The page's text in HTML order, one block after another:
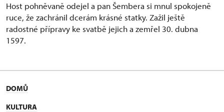
Host pohněvaně odejel a pan Šembera si mnul spokojeně
ruce, že zachránil dcerám krásné statky. Zažil ještě
radostné přípravy ke svatbě jejich a zemřel 30. dubna
1597.
DOMŮ
KULTURA